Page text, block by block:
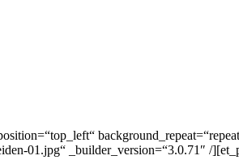
01.jpg“ _builder_version=“3.0.71″ /